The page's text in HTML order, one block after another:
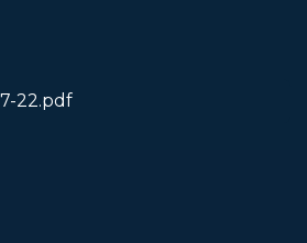
22.pdf